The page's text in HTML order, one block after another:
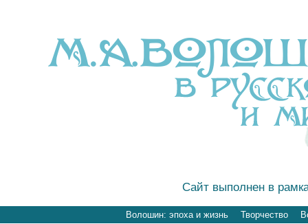
Сайт выполнен в
Волошин: эпоха и жизнь Творчество